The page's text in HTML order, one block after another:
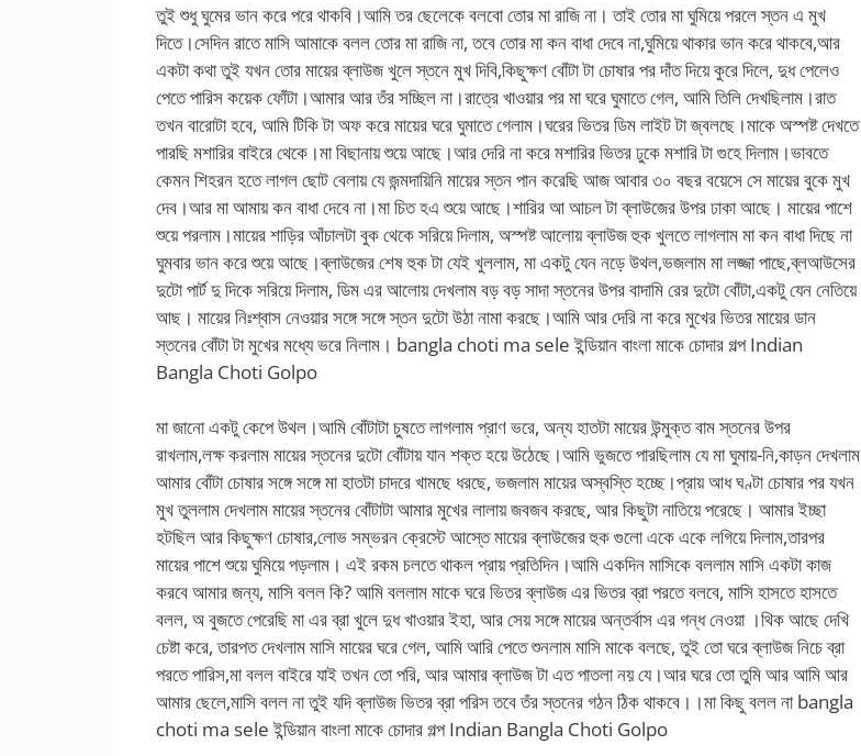
তুই শুধু ঘুমের ভান করে পরে থাকবি।আমি তর ছেলেকে বলবো তোর মা রাজি না। তাই তোর মা ঘুমিয়ে পরলে স্তন এ মুখ
দিতে।সেদিন রাতে মাসি আমাকে বলল তোর মা রাজি না, তবে তোর মা কন বাধা দেবে না,ঘুমিয়ে থাকার ভান করে থাকবে,আর
একটা কথা তুই যখন তোর মায়ের ব্লাউজ খুলে স্তনে মুখ দিবি,কিছুক্ষণ বোঁটা টা চোষার পর দাঁত দিয়ে কুরে দিলে, দুধ পেলেও
পেতে পারিস কয়েক ফোঁটা।আমার আর তঁর সচ্ছিল না।রাত্রে খাওয়ার পর মা ঘরে ঘুমাতে গেল, আমি তিলি দেখছিলাম।রাত
তখন বারোটা হবে, আমি টিকি টা অফ করে মায়ের ঘরে ঘুমাতে গেলাম।ঘরের ভিতর ডিম লাইট টা জ্বলছে।মাকে অস্পষ্ট দেখতে
পারছি মশারির বাইরে থেকে।মা বিছানায় শুয়ে আছে।আর দেরি না করে মশারির ভিতর ঢুকে মশারি টা গুহে দিলাম।ভাবতে
কেমন শিহরন হতে লাগল ছোট বেলায় যে জন্মদায়িনি মায়ের স্তন পান করেছি আজ আবার ৩০ বছর বয়েসে সে মায়ের বুকে মুখ
দেব।আর মা আমায় কন বাধা দেবে না।মা চিত হএ শুয়ে আছে।শারির আ আচল টা ব্লাউজের উপর ঢাকা আছে। মায়ের পাশে
শুয়ে পরলাম।মায়ের শাড়ির আঁচালটা বুক থেকে সরিয়ে দিলাম, অস্পষ্ট আলোয় ব্লাউজ হুক খুলতে লাগলাম মা কন বাধা দিছে না
ঘুমবার ভান করে শুয়ে আছে।ব্লাউজের শেষ হুক টা যেই খুললাম, মা একটু যেন নড়ে উথল,ভজলাম মা লজ্জা পাছে,ব্লআউসের
দুটো পার্ট দু দিকে সরিয়ে দিলাম, ডিম এর আলোয় দেখলাম বড় বড় সাদা স্তনের উপর বাদামি রের দুটো বোঁটা,একটু যেন নেতিয়ে
আছ। মায়ের নিঃশ্বাস নেওয়ার সঙ্গে সঙ্গে স্তন দুটো উঠা নামা করছে।আমি আর দেরি না করে মুখের ভিতর মায়ের ডান
স্তনের বোঁটা টা মুখের মধ্যে ভরে নিলাম। bangla choti ma sele ইন্ডিয়ান বাংলা মাকে চোদার গল্প Indian
Bangla Choti Golpo
মা জানো একটু কেপে উথল।আমি বোঁটাটা চুষতে লাগলাম প্রাণ ভরে, অন্য হাতটা মায়ের উন্মুক্ত বাম স্তনের উপর
রাখলাম,লক্ষ করলাম মায়ের স্তনের দুটো বোঁটায় যান শক্ত হয়ে উঠেছে।আমি ভুজতে পারছিলাম যে মা ঘুমায়-নি,কাড়ন দেখলাম
আমার বোঁটা চোষার সঙ্গে সঙ্গে মা হাতটা চাদরে খামছে ধরছে, ভজলাম মায়ের অস্বস্তি হচ্ছে।প্রায় আধ ঘণ্টা চোষার পর যখন
মুখ তুললাম দেখলাম মায়ের স্তনের বোঁটাটা আমার মুখের লালায় জবজব করছে, আর কিছুটা নাতিয়ে পরেছে। আমার ইচ্ছা
হটছিল আর কিছুক্ষণ চোষার,লোভ সম্ভরন ক্রেস্টে আস্তে মায়ের ব্লাউজের হুক গুলো একে একে লগিয়ে দিলাম,তারপর
মায়ের পাশে শুয়ে ঘুমিয়ে পড়লাম। এই রকম চলতে থাকল প্রায় প্রতিদিন।আমি একদিন মাসিকে বললাম মাসি একটা কাজ
করবে আমার জন্য, মাসি বলল কি? আমি বললাম মাকে ঘরে ভিতর ব্লাউজ এর ভিতর ব্রা পরতে বলবে, মাসি হাসতে হাসতে
বলল, অ বুজতে পেরেছি মা এর ব্রা খুলে দুধ খাওয়ার ইহা, আর সেয় সঙ্গে মায়ের অন্তর্বাস এর গন্ধ নেওয়া ।থিক আছে দেখি
চেষ্টা করে, তারপত দেখলাম মাসি মায়ের ঘরে গেল, আমি আরি পেতে শুনলাম মাসি মাকে বলছে, তুই তো ঘরে ব্লাউজ নিচে ব্রা
পরতে পারিস,মা বলল বাইরে যাই তখন তো পরি, আর আমার ব্লাউজ টা এত পাতলা নয় যে।আর ঘরে তো তুমি আর আমি আর
আমার ছেলে,মাসি বলল না তুই যদি ব্লাউজ ভিতর ব্রা পরিস তবে তঁর স্তনের গঠন ঠিক থাকবে।।মা কিছু বলল না bangla
choti ma sele ইন্ডিয়ান বাংলা মাকে চোদার গল্প Indian Bangla Choti Golpo